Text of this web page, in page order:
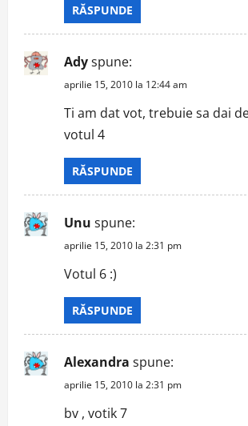
RĂSPUNDE
Adyspune:
aprilie 15, 2010 la 12:44 am
Ti am dat vot, trebuie sa dai
votul 4
RĂSPUNDE
Unu spune:
aprilie 15, 2010 la 2:31 pm
Votul 6 :)
RĂSPUNDE
Alexandra spune:
aprilie 15, 2010 la 2:31 pm
bv , votik 7